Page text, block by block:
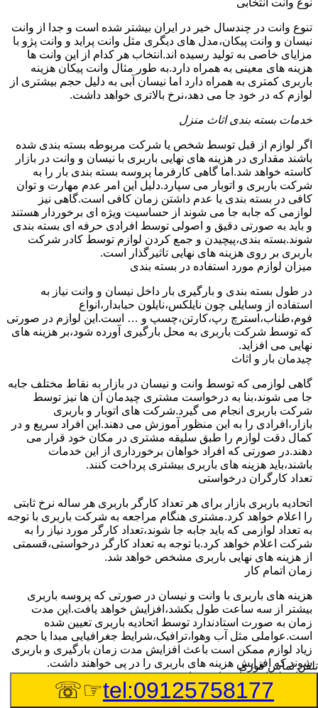
تنوع وانت در چندسال خیر در ایران بیشتر شده است و جدا از وانت
نیسان و وانت پیکان،مدل های دیگری مثل وانت پراید و وانت پژو با
مزایای خاصی به تولید رسیده اند.انتخاب هر کدام از این وانت ها
هزینه های معینی به همراه دارد.به طور مثال وانت پیکان هزینه
باربری کمتری به همراه دارد اما نیسان آبی به دلیل حجم بیشتری از
لوازم که در خود جا می دهد،نرخ بالاتری خواهد داشت.
خدمات بسته بندی اثاث منزل
اگر لوازم از قبل توسط شخص یا شرکت مربوطه بسته بندی شده
باشند مقداری در هزینه های نهایی باربری با نیسان و وانت در بازار
کاسته خواهد شد.اما گاهی کارفرما پروسه بسته بندی بار را به
شرکت باربری و اتوبار می سپارد.دلیل این امر عدم مهارت و توان
کافی در بسته بندی یا عدم داشتن زمان کافی است.گاهی نیز
لوازمی که جابه جا می شوند از حساسیت ویژه ای برخوردار هستند
و باید به صورتی دقیق و اصولی توسط افرادی حرفه ای بسته بندی
شوند.بسته بندی،پیچیدن و جمع کردن لوازم توسط کادر شرکت
باربری بر روی هزینه های نهایی تاثیرگذار است.
میزان لوازم مورد استفاده در بسته بندی
در طول بسته بندی و بارگیری بار داخل نیسان و وانت نیاز به
استفاده از وسایلی چون نایلکس،نایلون حبابدار،انواع
فوم،طناب،استرچ رپ،کارتن،چسپ و … است.این لوازم در صورتی
که توسط شرکت باربری به محل بارگیری آورده شود،بر هزینه های
نهایی می افزاید.
چیدمان بار و اثاث
گاهی لوازمی که توسط وانت و نیسان در بازار به نقاط مختلف جابه
جا می شوند،بنا به درخواست مشتری چیدمان آن ها نیز توسط
شرکت باربری انجام می گیرد.شرکت های اتوبار و باربری
بازار،افرادی را به این منظور آموزش می دهند.این افراد سریع و در
کمال دقت لوازم را طبق سلیقه مشتری در مکان خود قرار می
دهند.در صورتی که افراد خواهان برخورداری از این خدمات
باشند،باید هزینه های باربری بیشتری پرداخت کنند.
تعداد کارگران درخواستی
اتحادیه باربری بازار برای هر تعداد کارگر باربری هر ساله نرخ ثابتی
را اعلام خواهد کرد.مشتری هنگام مراجعه به شرکت باربری با توجه
به تعداد لوازمی که باید جابه جا شوند،تعداد کارگر مورد نیاز را به
شرکت اعلام خواهد کرد.با توجه به تعداد کارگر درخواستی،قسمتی
از هزینه های نهایی باربری مشخص خواهد شد.
زمان اتمام کار
هزینه های باربری با وانت و نیسان در صورتی که پروسه باربری
بیشتر از سه ساعت طول بکشد،افزایش خواهد یافت.این مدت
زمان به صورت استادندارد توسط اتحادیه باربری تعیین شده
است.عواملی مثل آب وهوا،ترافیک،شرایط جغرافیایی مبدا یا حجم
زیاد لوازم ممکن است باعث افزایش مدت زمان بارگیری و باربری
شوند که افزایش هزینه های باربری را در پی خواهند داشت.
تعداد طبقات ساختمان مبدا و مقصد
وانت ها بارهای مختلفی را از نقاط مختلف بارگیری کرده و به سایر
تلفن تماس فوری
tel:09125758177
☞☏